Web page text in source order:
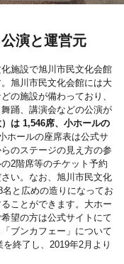
演と運営元
施設で旭川市民文化会館
旭川市民文化会館には大
の施設が備わっており、
踊、講演会などの公演が
は 1,546席、小ホールの
ホールの座席表は公式サ
のステージの見え方の参
2階席等のチケット予約
い。なお、旭川市民文化
と広めの造りになってお
ことができます。大ホー
望の方は公式サイトにて
ブンカフェー」について
終了し、2019年2月より